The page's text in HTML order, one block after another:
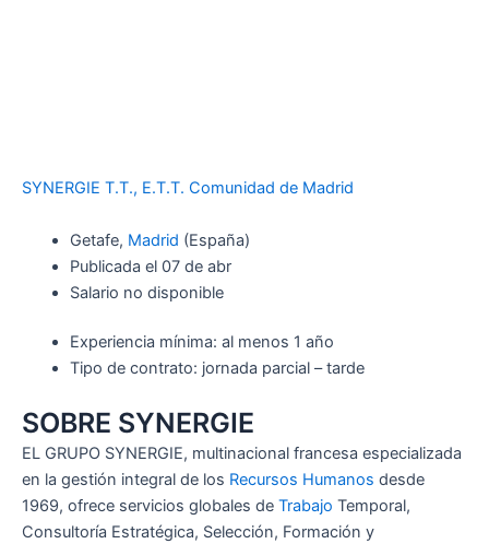
SYNERGIE T.T., E.T.T. Comunidad de Madrid
Getafe, Madrid (España)
Publicada el 07 de abr
Salario no disponible
Experiencia mínima: al menos 1 año
Tipo de contrato: jornada parcial – tarde
SOBRE SYNERGIE
EL GRUPO SYNERGIE, multinacional francesa especializada
en la gestión integral de los Recursos Humanos desde
1969, ofrece servicios globales de Trabajo Temporal,
Consultoría Estratégica, Selección, Formación y